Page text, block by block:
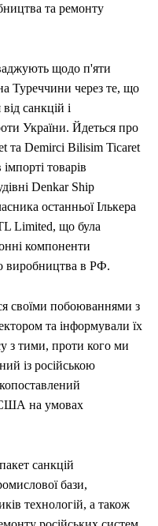
та ремонту
щодо п'яти
Туреччини через те, що
санкцій і
України. Йдеться про
та Demirci Bilisim Ticaret
товарів
Denkar Ship
останньої Ількера
Limited, що була
компоненти
виробництва в РФ.
своїми побоюваннями з
та інформували їх
з тими, проти кого ми
із російською
США на умовах
санкцій
бази,
технологій, а також